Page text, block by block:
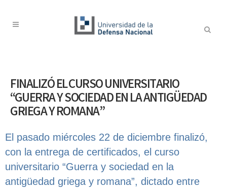
FINALIZÓ EL CURSO UNIVERSITARIO
“GUERRA Y SOCIEDAD EN LA ANTIGÜEDAD
GRIEGA Y ROMANA”
El pasado miércoles 22 de diciembre finalizó,
con la entrega de certificados, el curso
universitario “Guerra y sociedad en la
antigüedad griega y romana”, dictado entre